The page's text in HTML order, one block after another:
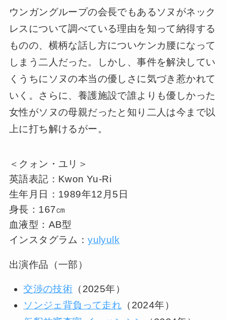
ウンガングループの会長でもあるソヌがネック
レスについて調べている理由を知って納得する
ものの、横柄な話し方についケンカ腰になって
しまう二人だった。しかし、事件を解決してい
くうちにソヌの本当の優しさに気づき惹かれて
いく。さらに、養護施設で誰よりも優しかった
女性がソヌの母親だったと知り二人は今まで以
上に打ち解けるがー。
＜クォン・ユリ＞
英語表記：Kwon Yu-Ri
生年月日：1989年12月5日
身長：167㎝
血液型：AB型
インスタグラム：yulyulk
出演作品（一部）
交渉の技術 （2025年）
ソンジェ背負って走れ （2024年）